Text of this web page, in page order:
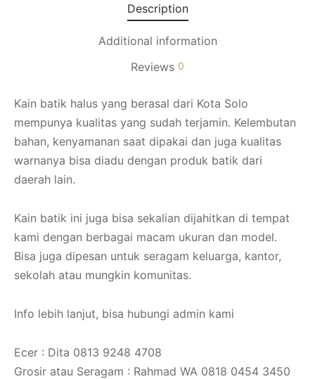
Description
Additional information
Reviews 0
Kain batik halus yang berasal dari Kota Solo
mempunya kualitas yang sudah terjamin. Kelembutan
bahan, kenyamanan saat dipakai dan juga kualitas
warnanya bisa diadu dengan produk batik dari
daerah lain.
Kain batik ini juga bisa sekalian dijahitkan di tempat
kami dengan berbagai macam ukuran dan model.
Bisa juga dipesan untuk seragam keluarga, kantor,
sekolah atau mungkin komunitas.
Info lebih lanjut, bisa hubungi admin kami
Ecer : Dita 0813 9248 4708
Grosir atau Seragam : Rahmad WA 0818 0454 3450